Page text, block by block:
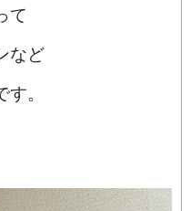
て
など
。